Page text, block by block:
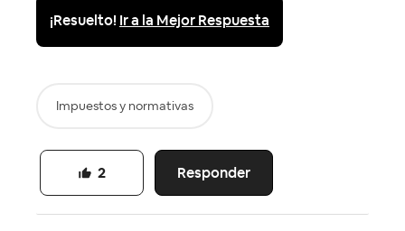
¡Resuelto! Ir a la Mejor Respuesta
Impuestos y normativas
Responder
2